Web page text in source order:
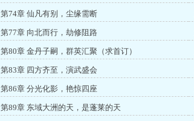
第74章 仙凡有别，尘缘需断
第77章 向北而行，劫修阻路
第80章 金丹子嗣，群英汇聚（求首订）
第83章 四方齐至，演武盛会
第86章 分光化影，艳惊四座
第89章 东域大洲的天，是蓬莱的天